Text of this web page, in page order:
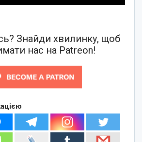
Знайди хвилинку, щоб
нас на Patreon!